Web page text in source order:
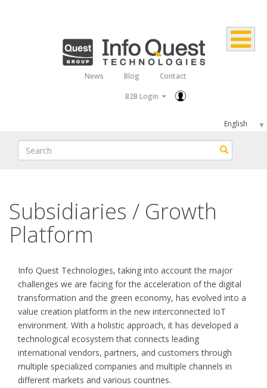
News Blog
Contact
B2B Login
Select
your
language
Search Search
Subsidiaries / Growth
Platform
Info Quest Technologies, taking into account the major
challenges we are facing for the acceleration of the digital
transformation and the green economy, has evolved into a
value creation platform in the new interconnected IoT
environment. With a holistic approach, it has developed a
technological ecosystem that connects leading
international vendors, partners, and customers through
multiple specialized companies and multiple channels in
different markets and various countries.